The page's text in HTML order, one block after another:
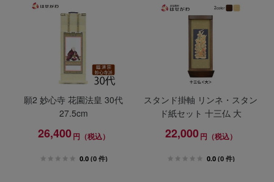
願2 妙心寺 花園法皇 30代
27.5cm
26,400円（税込）
0.0 (0 件)
スタンド掛軸 リンネ・スタン
ド紙セット 十三仏 大
22,000円（税込）
0.0 (0 件)